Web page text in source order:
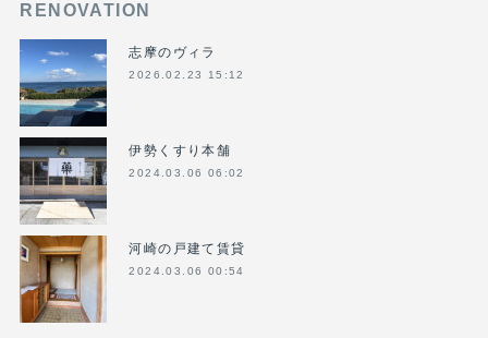
RENOVATION
志摩のヴィラ
2026.02.23 15:12
伊勢くすり本舗
2024.03.06 06:02
河崎の戸建て賃貸
2024.03.06 00:54